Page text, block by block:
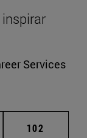
Services
intermedias
Página
102